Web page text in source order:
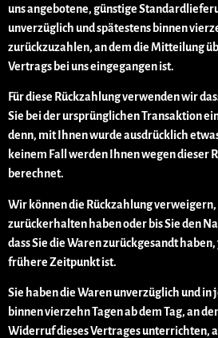
uns angebotene, günstige
unverzüglich und spätestens binnen
zurückzuzahlen, an dem die Mitteilung
Vertrags bei uns eingegangen ist.
Für diese Rückzahlung verwenden wir
Sie bei der ursprünglichen Transaktion
denn, mit Ihnen wurde ausdrücklich
keinem Fall werden Ihnen wegen dieser
berechnet.
Wir können die Rückzahlung
zurückerhalten haben oder bis Sie den
dass Sie die Waren zurückgesandt
frühere Zeitpunkt ist.
Sie haben die Waren unverzüglich und in
binnen vierzehn Tagen ab dem Tag, an
Widerruf dieses Vertrages unterrichten,